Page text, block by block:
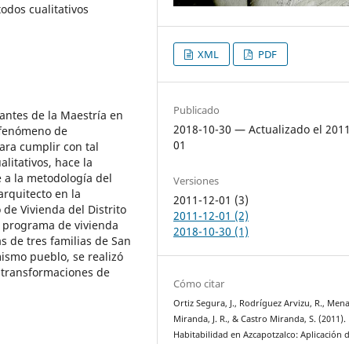
cualitativos
de la Maestría en
de
cumplir con tal
hace la
la metodología del
en la
Vivienda del Distrito
de vivienda
de tres familias de San
pueblo, se realizó
de
XML PDF
Publicado
2018-10-30 — Actualizado el
01
Versiones
2011-12-01 (3)
2011-12-01 (2)
2018-10-30 (1)
Cómo citar
Ortiz Segura, J., Rodríguez Arvizu, R., Mena
Miranda, J. R., & Castro Miranda, S. (2011).
Habitabilidad en Azcapotzalco: Aplicación